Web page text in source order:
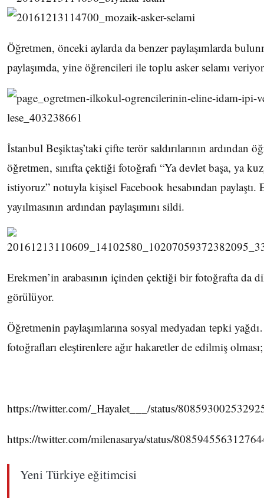
Öğretmen, önceki aylarda da benzer paylaşımlarda
paylaşımda, yine öğrencileri ile toplu asker selamı
İstanbul Beşiktaş’taki çifte terör saldırılarının ardından
öğretmen, sınıfta çektiği fotoğrafı “Ya devlet başa, ya
istiyoruz” notuyla kişisel Facebook hesabından paylaştı.
yayılmasının ardından paylaşımını sildi.
Erekmen’in arabasının içinden çektiği bir fotoğrafta da
görülüyor.
Öğretmenin paylaşımlarına sosyal medyadan tepki
fotoğrafları eleştirenlere ağır hakaretler de edilmiş
https://twitter.com/_Hayalet___/status/
https://twitter.com/milenasarya/status/
Yeni Türkiye eğitimcisi